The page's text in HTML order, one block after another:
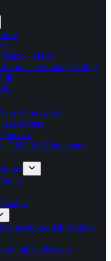
Mark – Have
– Humanfysiologi
og Bambu Lab
papsav
& Makerspace
arkitektonisk designs